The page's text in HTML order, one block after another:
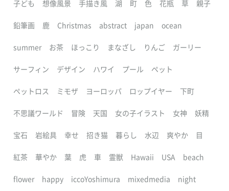
子ども 想像風景 手描き風 湖 町 色 花瓶 草 親子
鉛筆画 鹿 Christmas abstract japan ocean
summer お茶 ほっこり まなざし りんご ガーリー
サーフィン デザイン ハワイ プール ペット
ペットロス ミモザ ヨーロッパ ロップイヤー 下町
不思議ワールド 冒険 天国 女の子イラスト 女神 妖精
宝石 岩絵具 幸せ 招き猫 暮らし 水辺 爽やか 目
紅茶 華やか 葉 虎 車 霊獣 Hawaii USA beach
flower happy iccoYoshimura mixedmedia night